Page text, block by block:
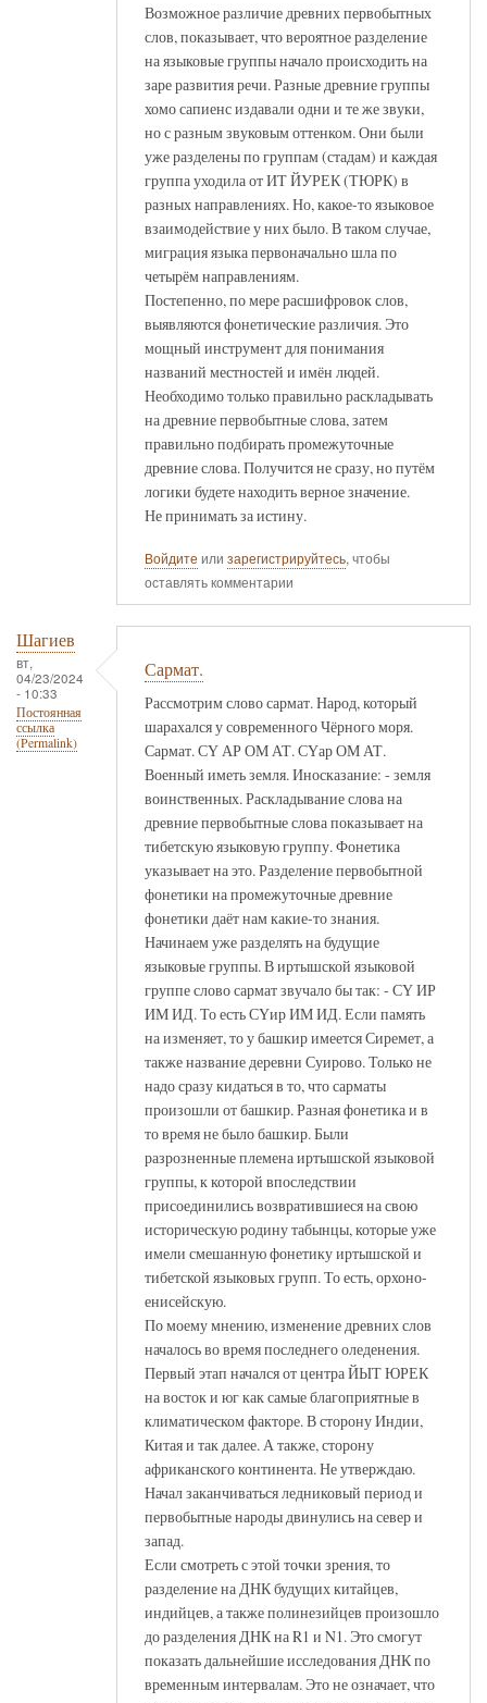
Возможное различие древних первобытных
слов, показывает, что вероятное разделение
на языковые группы начало происходить на
заре развития речи. Разные древние группы
хомо сапиенс издавали одни и те же звуки,
но с разным звуковым оттенком. Они были
уже разделены по группам (стадам) и каждая
группа уходила от ИТ ЙУРЕК (ТЮРК) в
разных направлениях. Но, какое-то языковое
взаимодействие у них было. В таком случае,
миграция языка первоначально шла по
четырём направлениям.
Постепенно, по мере расшифровок слов,
выявляются фонетические различия. Это
мощный инструмент для понимания
названий местностей и имён людей.
Необходимо только правильно раскладывать
на древние первобытные слова, затем
правильно подбирать промежуточные
древние слова. Получится не сразу, но путём
логики будете находить верное значение.
Не принимать за истину.
Войдите или зарегистрируйтесь, чтобы
оставлять комментарии
Шагиев
вт,
04/23/2024
- 10:33
Постоянная
ссылка
(Permalink)
Сармат.
Рассмотрим слово сармат. Народ, который
шарахался у современного Чёрного моря.
Сармат. СҮ АР ОМ АТ. СҮар ОМ АТ.
Военный иметь земля. Иносказание: - земля
воинственных. Раскладывание слова на
древние первобытные слова показывает на
тибетскую языковую группу. Фонетика
указывает на это. Разделение первобытной
фонетики на промежуточные древние
фонетики даёт нам какие-то знания.
Начинаем уже разделять на будущие
языковые группы. В иртышской языковой
группе слово сармат звучало бы так: - СҮ ИР
ИМ ИД. То есть СҮир ИМ ИД. Если память
на изменяет, то у башкир имеется Сиремет, а
также название деревни Суирово. Только не
надо сразу кидаться в то, что сарматы
произошли от башкир. Разная фонетика и в
то время не было башкир. Были
разрозненные племена иртышской языковой
группы, к которой впоследствии
присоединились возвратившиеся на свою
историческую родину табынцы, которые уже
имели смешанную фонетику иртышской и
тибетской языковых групп. То есть, орхоно-
енисейскую.
По моему мнению, изменение древних слов
началось во время последнего оледенения.
Первый этап начался от центра ЙЫТ ЮРЕК
на восток и юг как самые благоприятные в
климатическом факторе. В сторону Индии,
Китая и так далее. А также, сторону
африканского континента. Не утверждаю.
Начал заканчиваться ледниковый период и
первобытные народы двинулись на север и
запад.
Если смотреть с этой точки зрения, то
разделение на ДНК будущих китайцев,
индийцев, а также полинезийцев произошло
до разделения ДНК на R1 и N1. Это смогут
показать дальнейшие исследования ДНК по
временным интервалам. Это не означает, что